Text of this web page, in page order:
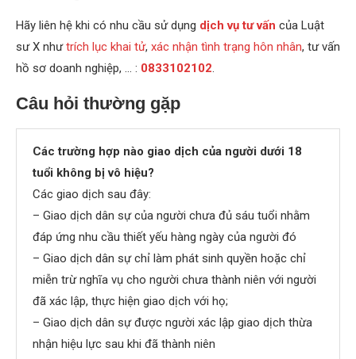
Hãy liên hệ khi có nhu cầu sử dụng dịch vụ tư vấn của Luật
sư X nhưtrích lục khai tử, xác nhận tình trạng hôn nhân, tư vấn
hồ sơ doanh nghiệp, … : 0833102102.
Câu hỏi thường gặp
Các trường hợp nào giao dịch của người dưới 18
tuổi không bị vô hiệu?
Các giao dịch sau đây:
– Giao dịch dân sự của người chưa đủ sáu tuổi nhằm
đáp ứng nhu cầu thiết yếu hàng ngày của người đó
– Giao dịch dân sự chỉ làm phát sinh quyền hoặc chỉ
miễn trừ nghĩa vụ cho người chưa thành niên với người
đã xác lập, thực hiện giao dịch với họ;
– Giao dịch dân sự được người xác lập giao dịch thừa
nhận hiệu lực sau khi đã thành niên